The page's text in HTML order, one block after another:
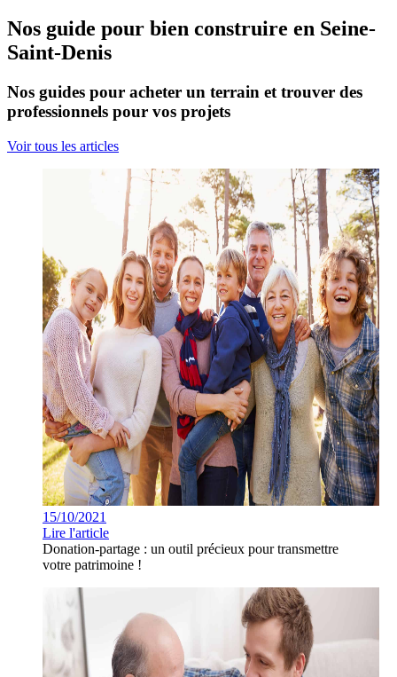
Nos guide pour bien construire en Seine-
Saint-Denis
Nos guides pour acheter un terrain et trouver des
professionnels pour vos projets
Voir tous les articles
15/10/2021
Lire l'article
Donation-partage : un outil précieux pour transmettre
votre patrimoine !